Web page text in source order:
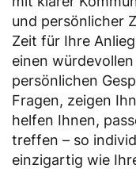
und persönlicher
Zeit für Ihre
einen
persönlichen
Fragen, zeigen
helfen Ihnen,
treffen – so
einzigartig wie